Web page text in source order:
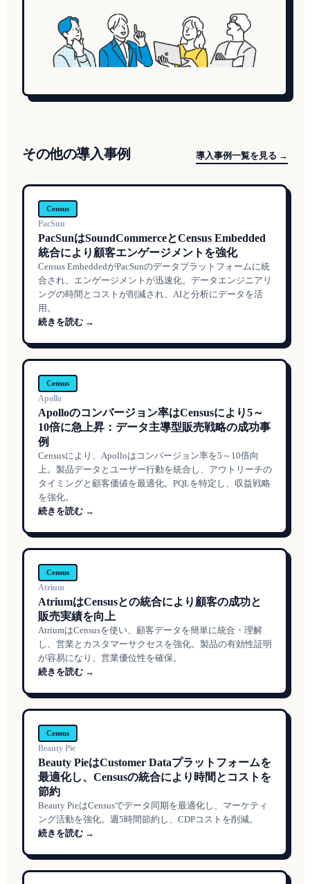
その他の導入事例 導入事例一覧を見る →
Census
PacSun
PacSunはSoundCommerceとCensus Embedded
統合により顧客エンゲージメントを強化
Census EmbeddedがPacSunのデータプラットフォームに統
合され、エンゲージメントが迅速化。データエンジニアリ
ングの時間とコストが削減され、AIと分析にデータを活
用。
続きを読む →
Census
Apollo
Apolloのコンバージョン率はCensusにより5～
10倍に急上昇：データ主導型販売戦略の成功事
例
Censusにより、Apolloはコンバージョン率を5～10倍向
上。製品データとユーザー行動を統合し、アウトリーチの
タイミングと顧客価値を最適化。PQLを特定し、収益戦略
を強化。
続きを読む →
Census
Atrium
AtriumはCensusとの統合により顧客の成功と
販売実績を向上
AtriumはCensusを使い、顧客データを簡単に統合・理解
し、営業とカスタマーサクセスを強化。製品の有効性証明
が容易になり、営業優位性を確保。
続きを読む →
Census
Beauty Pie
Beauty PieはCustomer Dataプラットフォームを
最適化し、Censusの統合により時間とコストを
節約
Beauty PieはCensusでデータ同期を最適化し、マーケティ
ング活動を強化。週5時間節約し、CDPコストを削減。
続きを読む →